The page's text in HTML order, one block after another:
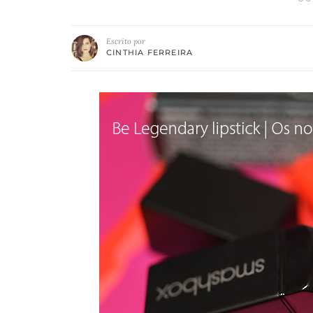
Escrito por
CINTHIA FERREIRA